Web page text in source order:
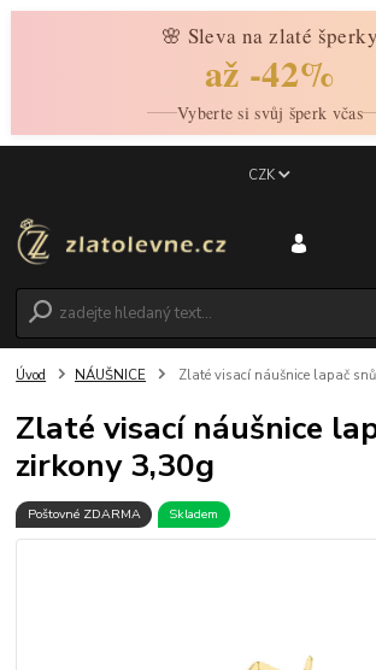
🌸 Sleva na zlaté šperky
až -42%
Vyberte si svůj šperk včas
CZK
Úvod NÁUŠNICE Zlaté visací náušnice lapač
Zlaté visací náušnice
zirkony 3,30g
Poštovné ZDARMA Skladem